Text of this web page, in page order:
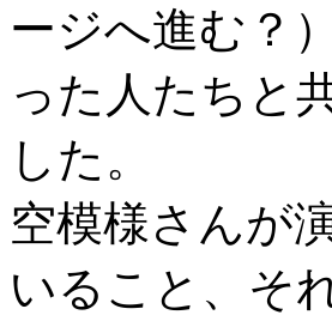
ージへ進む？
った人たちと
した。
空模様さんが
いること、そ